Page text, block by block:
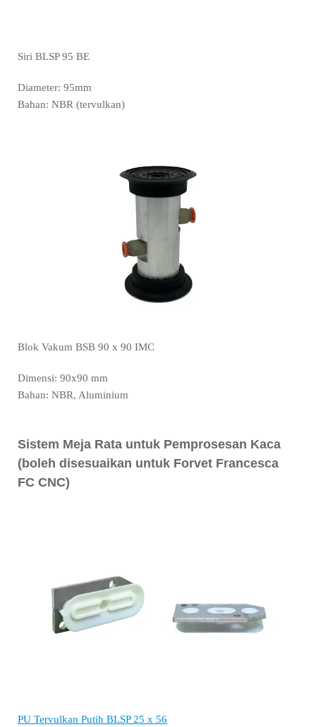
Siri BLSP 95 BE
Diameter: 95mm
Bahan: NBR (tervulkan)
Blok Vakum BSB 90 x 90 IMC
Dimensi: 90x90 mm
Bahan: NBR, Aluminium
Sistem Meja Rata untuk Pemprosesan Kaca
(boleh disesuaikan untuk Forvet Francesca
FC CNC)
PU Tervulkan Putih BLSP 25 x 56